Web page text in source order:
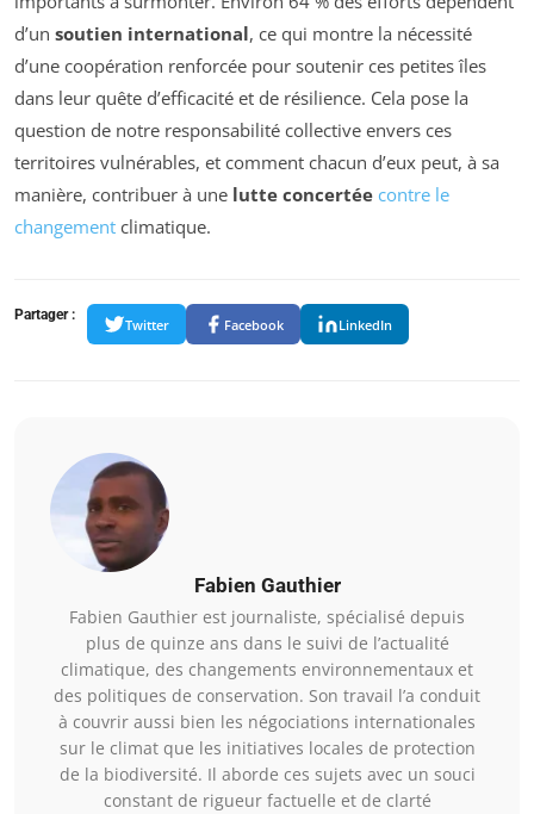
d’un soutien international, ce qui montre la nécessité
d’une coopération renforcée pour soutenir ces petites îles
dans leur quête d’efficacité et de résilience. Cela pose la
question de notre responsabilité collective envers ces
territoires vulnérables, et comment chacun d’eux peut, à sa
manière, contribuer à une lutte concertée contre le
changement climatique.
Partager :
Twitter Facebook LinkedIn
Fabien Gauthier
Fabien Gauthier est journaliste, spécialisé depuis
plus de quinze ans dans le suivi de l’actualité
climatique, des changements environnementaux et
des politiques de conservation. Son travail l’a conduit
à couvrir aussi bien les négociations internationales
sur le climat que les initiatives locales de protection
de la biodiversité. Il aborde ces sujets avec un souci
constant de rigueur factuelle et de clarté